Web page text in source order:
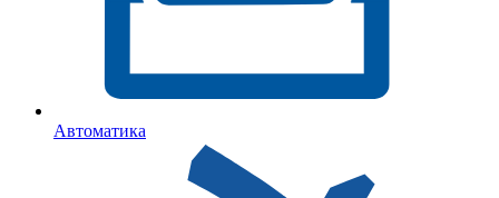
Автоматика